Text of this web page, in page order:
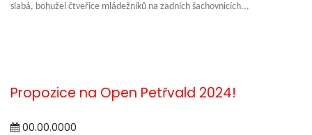
slabá, bohužel čtveřice mládežníků na zadních šachovnicích...
Propozice na Open Petřvald 2024!
00.00.0000